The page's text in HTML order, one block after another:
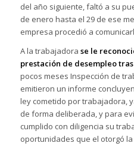
del año siguiente, faltó a su
de enero hasta el 29 de ese
empresa procedió a
A la trabajadora se le
prestación de desempleo
pocos meses Inspección de
emitieron un informe
ley cometido por trabajadora,
de forma deliberada, y para
cumplido con diligencia su
oportunidades que el otorgó